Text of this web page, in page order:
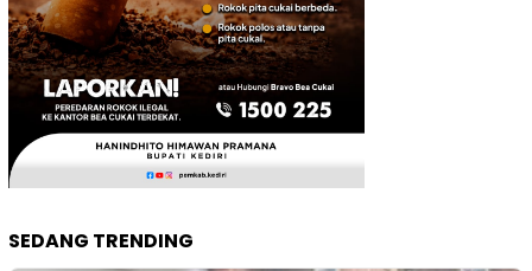
SEDANG TRENDING